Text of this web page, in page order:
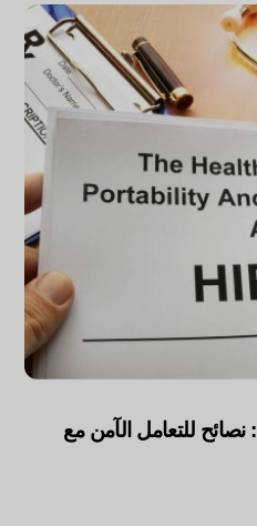
تجنب انتهاك قانون HIPAA: نصائح للتعامل الآمن مع